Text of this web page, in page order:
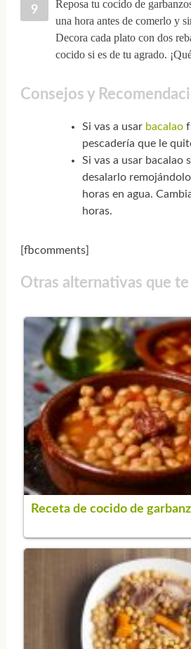
Reposa tu cocido de
una hora antes de comerlo y
Decora cada plato con dos
cocido si es de tu agrado.
Consejos y
Si vas a usar bacalao
pescadería que le
Si vas a usar bacalao
desalarlo
horas en agua.
horas.
[fbcomments]
Otras alternativas que
Receta de cocido de